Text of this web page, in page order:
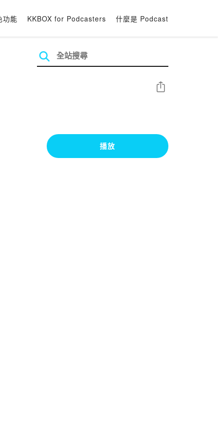
功能 KKBOX for Podcasters 什麼是 Podcast
分享
播放